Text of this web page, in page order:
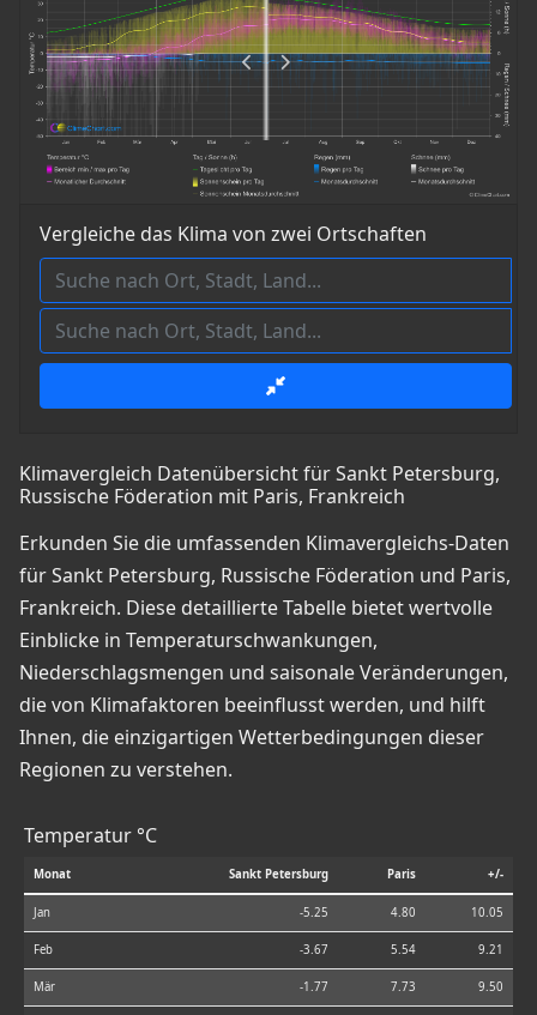
Vergleiche das Klima von zwei Ortschaften
Klimavergleich Datenübersicht für Sankt Petersburg,
Russische Föderation mit Paris, Frankreich
Erkunden Sie die umfassenden Klimavergleichs-Daten
für Sankt Petersburg, Russische Föderation und Paris,
Frankreich. Diese detaillierte Tabelle bietet wertvolle
Einblicke in Temperaturschwankungen,
Niederschlagsmengen und saisonale Veränderungen,
die von Klimafaktoren beeinflusst werden, und hilft
Ihnen, die einzigartigen Wetterbedingungen dieser
Regionen zu verstehen.
Temperatur °C
Monat Sankt Petersburg Paris +/-
Jan -5.25 4.80 10.05
Feb -3.67 5.54 9.21
Mär -1.77 7.73 9.50